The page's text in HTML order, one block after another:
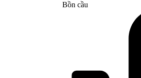
Bồn cầu